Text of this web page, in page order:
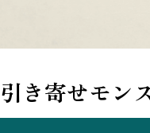
き寄せモン